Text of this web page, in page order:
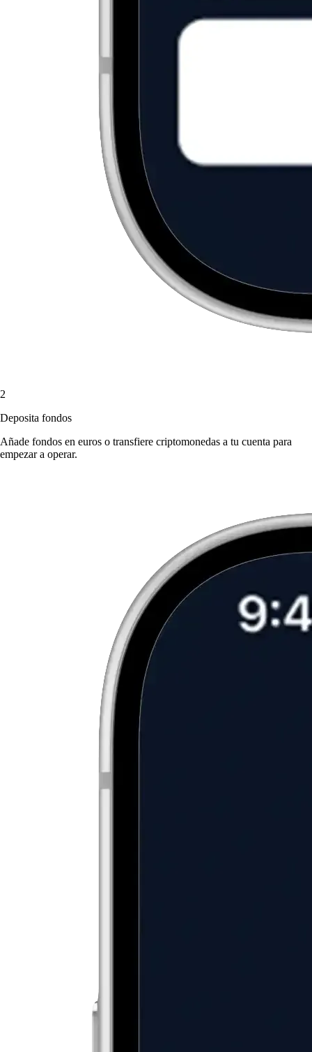
2
Deposita fondos
Añade fondos en euros o transfiere criptomonedas a tu cuenta para
empezar a operar.